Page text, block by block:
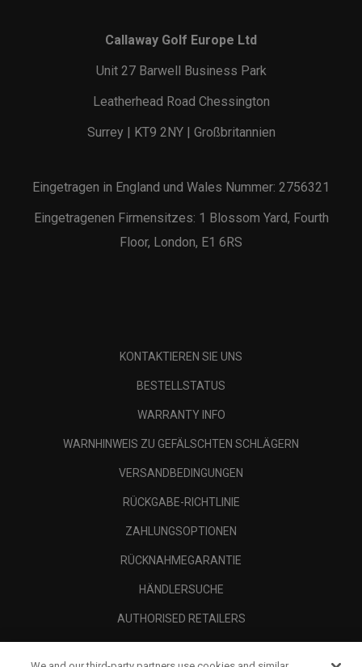
Callaway Golf Europe Ltd
Unit 27 Barwell Business Park
Leatherhead Road Chessington
Surrey | KT9 2NY | Großbritannien
Eingetragen in England und Wales Nummer: 2756321
Eingetragenen Firmensitzes: 1 Blossom Yard, Fourth
Floor, London, E1 6RS
KONTAKTIEREN SIE UNS
BESTELLSTATUS
WARRANTY INFO
WARNHINWEIS ZU GEFÄLSCHTEN SCHLÄGERN
VERSANDBEDINGUNGEN
RÜCKGABE-RICHTLINIE
ZAHLUNGSOPTIONEN
RÜCKNAHMEGARANTIE
HÄNDLERSUCHE
AUTHORISED RETAILERS